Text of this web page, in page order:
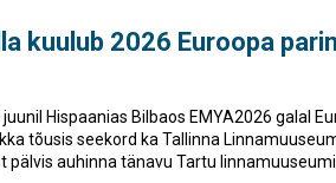
kuulub 2026 Euroopa
Hispaanias Bilbaos EMYA2026 galal
tõusis seekord ka Tallinna
auhinna tänavu Tartu linnamuuseumi